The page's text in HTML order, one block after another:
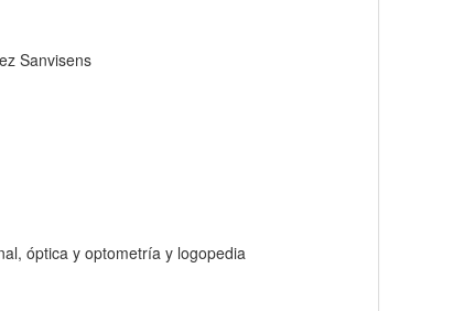
Sanvisens
óptica y optometría y logopedia